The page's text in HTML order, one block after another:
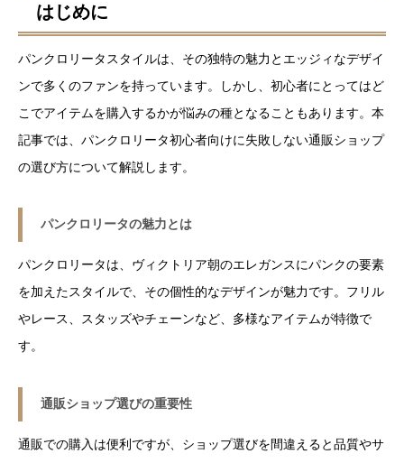
はじめに
パンクロリータスタイルは、その独特の魅力とエッジィなデザイ
ンで多くのファンを持っています。しかし、初心者にとってはど
こでアイテムを購入するかが悩みの種となることもあります。本
記事では、パンクロリータ初心者向けに失敗しない通販ショップ
の選び方について解説します。
パンクロリータの魅力とは
パンクロリータは、ヴィクトリア朝のエレガンスにパンクの要素
を加えたスタイルで、その個性的なデザインが魅力です。フリル
やレース、スタッズやチェーンなど、多様なアイテムが特徴で
す。
通販ショップ選びの重要性
通販での購入は便利ですが、ショップ選びを間違えると品質やサ